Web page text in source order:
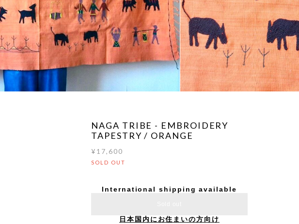
NAGA TRIBE - EMBROIDERY
TAPESTRY / ORANGE
¥17,600
SOLD OUT
International shipping available
日本国内にお住まいの方向け